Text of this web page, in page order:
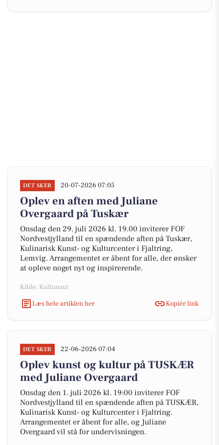
DET SKER 20-07-2026 07:05
Oplev en aften med Juliane
Overgaard på Tuskær
Onsdag den 29. juli 2026 kl. 19.00 inviterer FOF
Nordvestjylland til en spændende aften på Tuskær,
Kulinarisk Kunst- og Kulturcenter i Fjaltring,
Lemvig. Arrangementet er åbent for alle, der ønsker
at opleve noget nyt og inspirerende.
Kilde: Kultunaut
Læs hele artiklen her
Kopiér link
DET SKER 22-06-2026 07:04
Oplev kunst og kultur på TUSKÆR
med Juliane Overgaard
Onsdag den 1. juli 2026 kl. 19:00 inviterer FOF
Nordvestjylland til en spændende aften på TUSKÆR,
Kulinarisk Kunst- og Kulturcenter i Fjaltring.
Arrangementet er åbent for alle, og Juliane
Overgaard vil stå for undervisningen.